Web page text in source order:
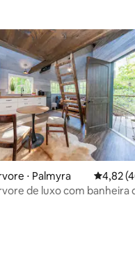
⋅ Palmyra 4,82 de
4,82
de luxo com banheira